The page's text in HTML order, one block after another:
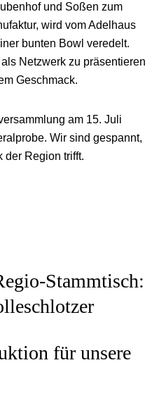
und Soßen zum
wird vom Adelhaus
bunten Bowl veredelt.
Netzwerk zu präsentieren
Geschmack.
am 15. Juli
Wir sind gespannt,
der Region trifft.
Stammtisch:
für unsere